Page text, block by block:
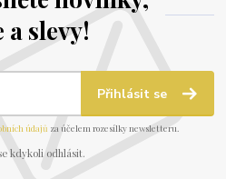
a slevy!
Přihlásit se
údajů za účelem rozesílky newsletteru.
kdykoli odhlásit.